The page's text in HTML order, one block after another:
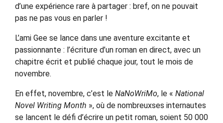
d’une expérience rare à partager : bref, on ne pouvait
pas ne pas vous en parler !
L’ami Gee se lance dans une aventure excitante et
passionnante : l’écriture d’un roman en direct, avec un
chapitre écrit et publié chaque jour, tout le mois de
novembre.
En effet, novembre, c’est le NaNoWriMo, le « National
Novel Writing Month », où de nombreuxses internautes
se lancent le défi d’écrire un petit roman, soient 50 000